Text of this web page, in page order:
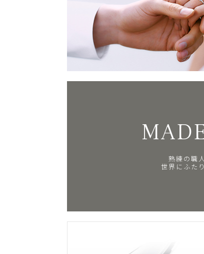
熟練の職
世界にふた